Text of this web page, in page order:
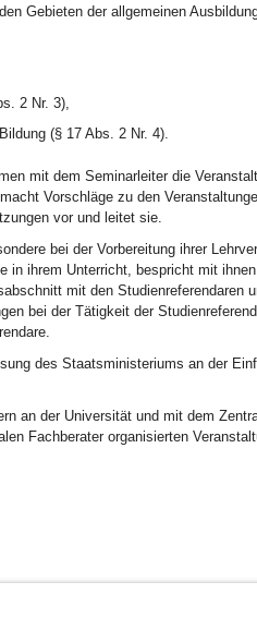
Gebieten der allgemeinen
2 Nr. 3),
(§ 17 Abs. 2 Nr. 4).
mit dem Seminarleiter die
Vorschläge zu den
vor und leitet sie.
bei der Vorbereitung ihrer
in ihrem Unterricht, bespricht mit
mit den Studienreferendaren
bei der Tätigkeit der
des Staatsministeriums an der
an der Universität und mit dem
Fachberater organisierten